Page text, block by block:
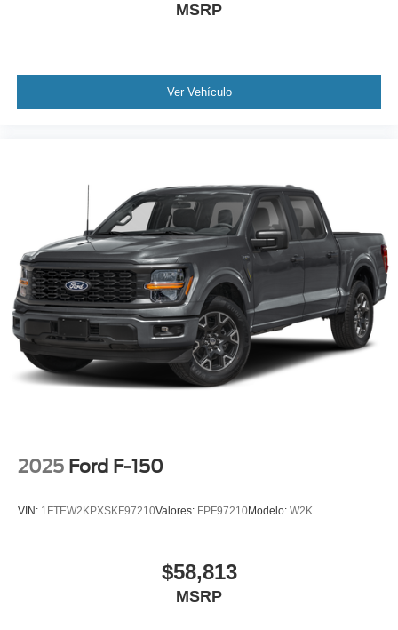
MSRP
Ver Vehículo
2025 Ford F-150
VIN: 1FTEW2KPXSKF97210Valores: FPF97210Modelo: W2K
$58,813
MSRP